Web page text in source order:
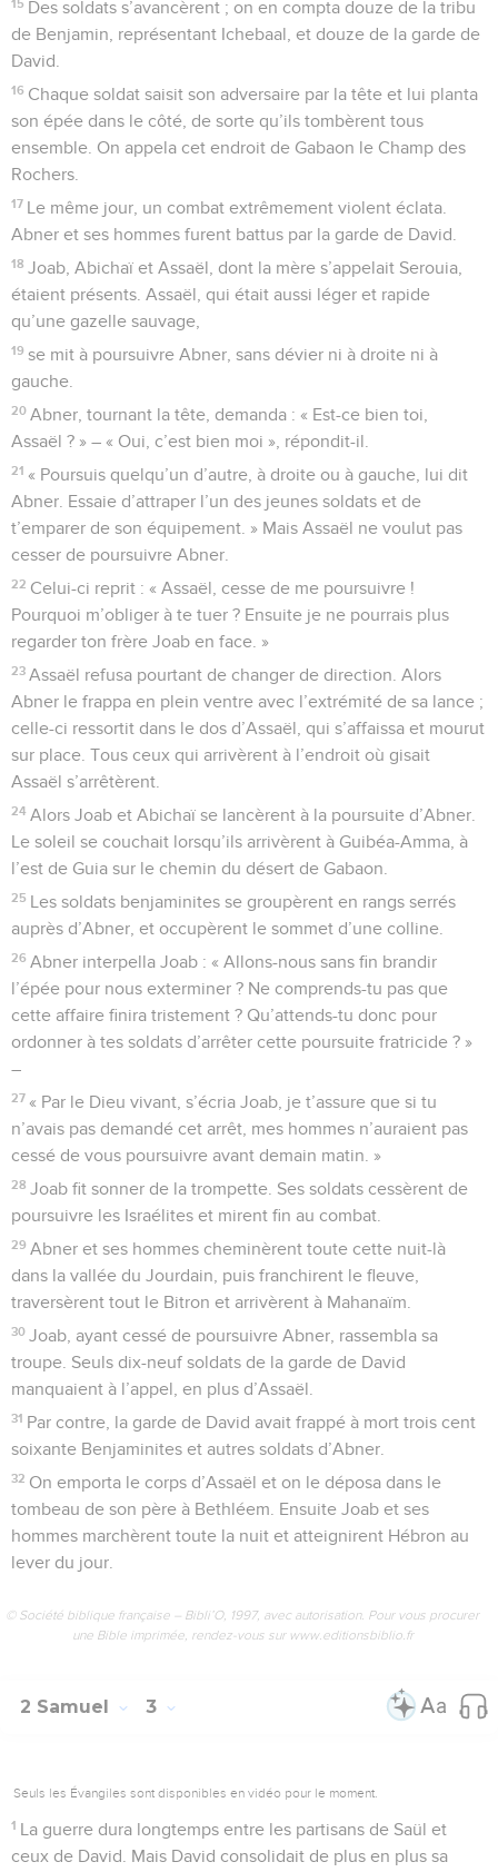
15 Des soldats s’avancèrent ; on en compta douze de la tribu
de Benjamin, représentant Ichebaal, et douze de la garde de
David.
16 Chaque soldat saisit son adversaire par la tête et lui planta
son épée dans le côté, de sorte qu’ils tombèrent tous
ensemble. On appela cet endroit de Gabaon le Champ des
Rochers.
17 Le même jour, un combat extrêmement violent éclata.
Abner et ses hommes furent battus par la garde de David.
18 Joab, Abichaï et Assaël, dont la mère s’appelait Serouia,
étaient présents. Assaël, qui était aussi léger et rapide
qu’une gazelle sauvage,
19 se mit à poursuivre Abner, sans dévier ni à droite ni à
gauche.
20 Abner, tournant la tête, demanda : « Est-ce bien toi,
Assaël ? » – « Oui, c’est bien moi », répondit-il.
21 « Poursuis quelqu’un d’autre, à droite ou à gauche, lui dit
Abner. Essaie d’attraper l’un des jeunes soldats et de
t’emparer de son équipement. » Mais Assaël ne voulut pas
cesser de poursuivre Abner.
22 Celui-ci reprit : « Assaël, cesse de me poursuivre !
Pourquoi m’obliger à te tuer ? Ensuite je ne pourrais plus
regarder ton frère Joab en face. »
23 Assaël refusa pourtant de changer de direction. Alors
Abner le frappa en plein ventre avec l’extrémité de sa lance ;
celle-ci ressortit dans le dos d’Assaël, qui s’affaissa et mourut
sur place. Tous ceux qui arrivèrent à l’endroit où gisait
Assaël s’arrêtèrent.
24 Alors Joab et Abichaï se lancèrent à la poursuite d’Abner.
Le soleil se couchait lorsqu’ils arrivèrent à Guibéa-Amma, à
l’est de Guia sur le chemin du désert de Gabaon.
25 Les soldats benjaminites se groupèrent en rangs serrés
auprès d’Abner, et occupèrent le sommet d’une colline.
26 Abner interpella Joab : « Allons-nous sans fin brandir
l’épée pour nous exterminer ? Ne comprends-tu pas que
cette affaire finira tristement ? Qu’attends-tu donc pour
ordonner à tes soldats d’arrêter cette poursuite fratricide ? »
–
27 « Par le Dieu vivant, s’écria Joab, je t’assure que si tu
n’avais pas demandé cet arrêt, mes hommes n’auraient pas
cessé de vous poursuivre avant demain matin. »
28 Joab fit sonner de la trompette. Ses soldats cessèrent de
poursuivre les Israélites et mirent fin au combat.
29 Abner et ses hommes cheminèrent toute cette nuit-là
dans la vallée du Jourdain, puis franchirent le fleuve,
traversèrent tout le Bitron et arrivèrent à Mahanaïm.
30 Joab, ayant cessé de poursuivre Abner, rassembla sa
troupe. Seuls dix-neuf soldats de la garde de David
manquaient à l’appel, en plus d’Assaël.
31 Par contre, la garde de David avait frappé à mort trois cent
soixante Benjaminites et autres soldats d’Abner.
32 On emporta le corps d’Assaël et on le déposa dans le
tombeau de son père à Bethléem. Ensuite Joab et ses
hommes marchèrent toute la nuit et atteignirent Hébron au
lever du jour.
© Société biblique française – Bibli’O, 1997, avec autorisation. Pour vous procurer
une Bible imprimée, rendez-vous sur www.editionsbiblio.fr
2 Samuel 3
Seuls les Évangiles sont disponibles en vidéo pour le moment.
1 La guerre dura longtemps entre les partisans de Saül et
ceux de David. Mais David consolidait de plus en plus sa